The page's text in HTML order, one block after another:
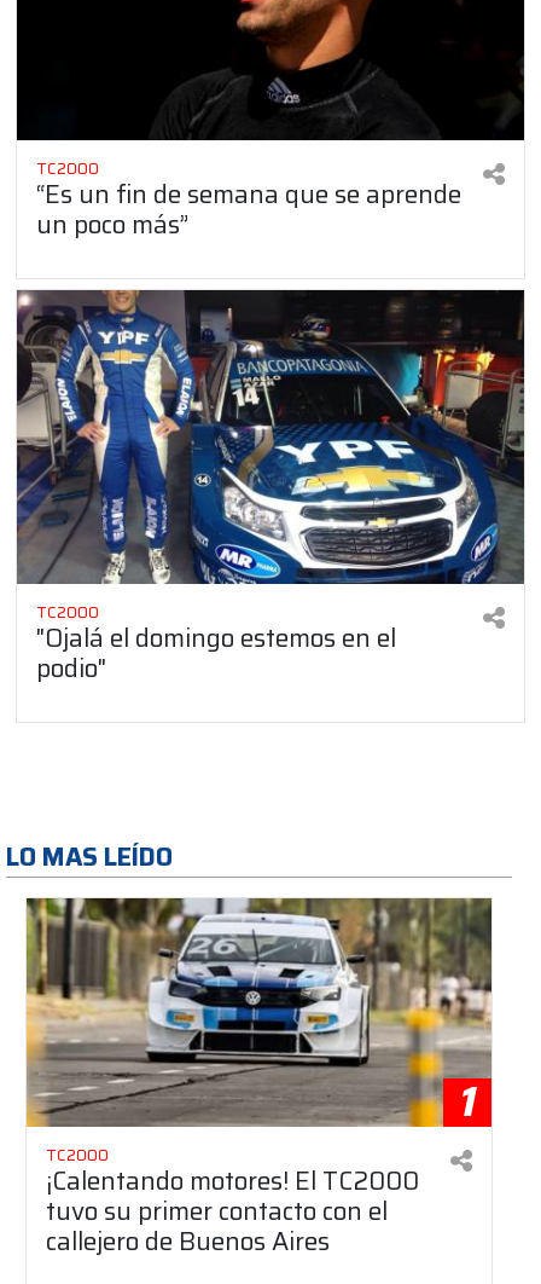
TC2000
“Es un fin de semana que se aprende
un poco más”
TC2000
"Ojalá el domingo estemos en el
podio"
LO MAS LEÍDO
1
TC2000
¡Calentando motores! El TC2000
tuvo su primer contacto con el
callejero de Buenos Aires